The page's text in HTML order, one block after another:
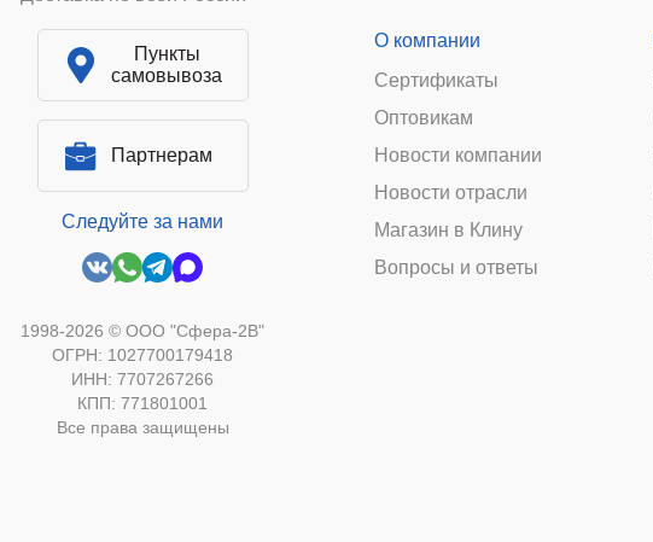
Пункты
самовывоза
Партнерам
Следуйте за нами
1998-2026 © ООО "Сфера-2В"
ОГРН: 1027700179418
ИНН: 7707267266
КПП: 771801001
Все права защищены
О компании
Сертификаты
Оптовикам
Новости компании
Новости отрасли
Магазин в Клину
Вопросы и ответы